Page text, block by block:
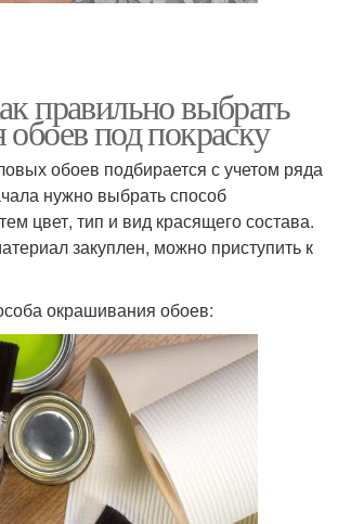
правильно выбрать
обоев под покраску
обоев подбирается с учетом ряда
нужно выбрать способ
цвет, тип и вид красящего состава.
закуплен, можно приступить к
окрашивания обоев: